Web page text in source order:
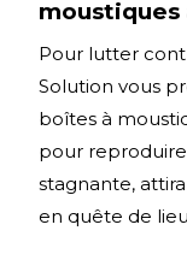
moustiques
Pour lutter
Solution vous
boîtes à
pour reproduire
stagnante,
en quête de